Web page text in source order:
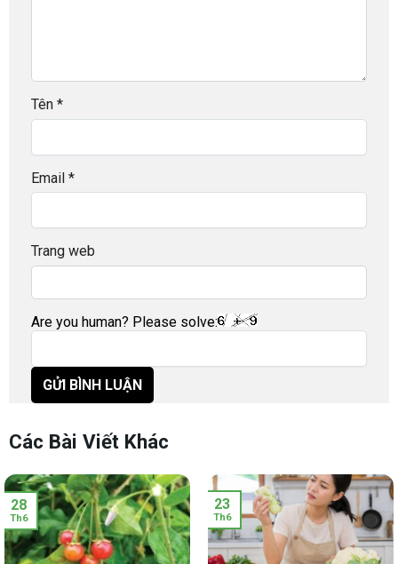
Tên *
Email *
Trang web
Are you human? Please solve:
Các Bài Viết Khác
28
Th6
23
Th6